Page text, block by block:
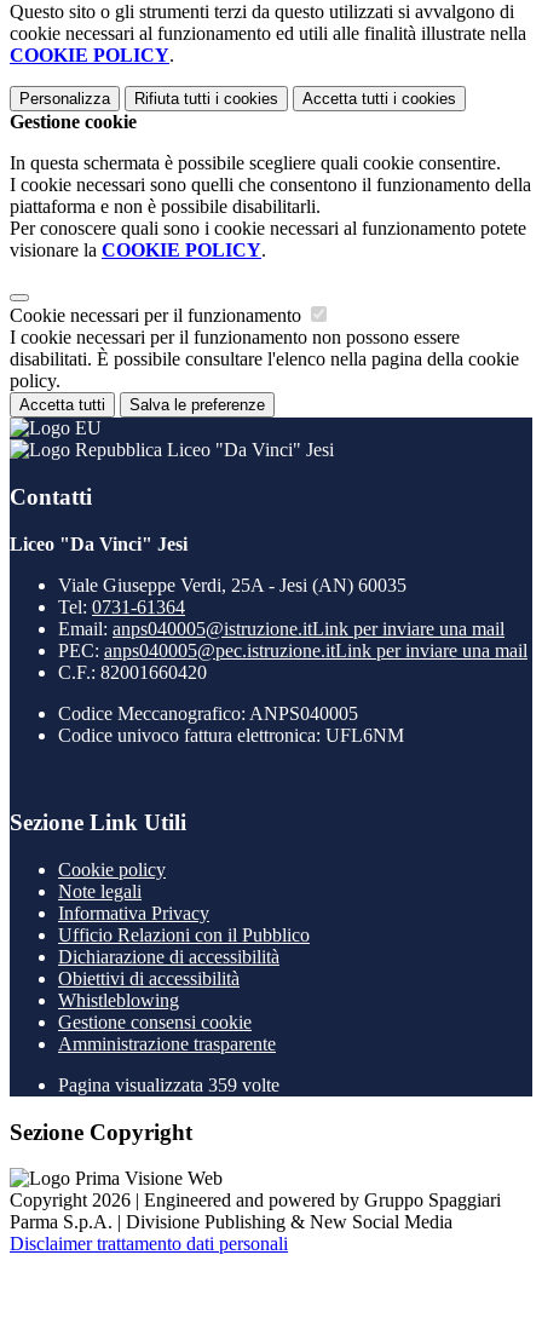
Questo sito o gli strumenti terzi da questo utilizzati si avvalgono di
cookie necessari al funzionamento ed utili alle finalità illustrate nella
COOKIE POLICY.
Personalizza Rifiuta tutti i cookies Accetta tutti i cookies
Gestione cookie
In questa schermata è possibile scegliere quali cookie consentire.
I cookie necessari sono quelli che consentono il funzionamento della
piattaforma e non è possibile disabilitarli.
Per conoscere quali sono i cookie necessari al funzionamento potete
visionare la COOKIE POLICY.
Cookie necessari per il funzionamento
I cookie necessari per il funzionamento non possono essere
disabilitati. È possibile consultare l'elenco nella pagina della cookie
policy.
Accetta tutti Salva le preferenze
Liceo "Da Vinci" Jesi
Contatti
Liceo "Da Vinci" Jesi
Viale Giuseppe Verdi, 25A - Jesi (AN) 60035
Tel: 0731-61364
Email: anps040005@istruzione.itLink per inviare una mail
PEC: anps040005@pec.istruzione.itLink per inviare una mail
C.F.: 82001660420
Codice Meccanografico: ANPS040005
Codice univoco fattura elettronica: UFL6NM
Sezione Link Utili
Cookie policy
Note legali
Informativa Privacy
Ufficio Relazioni con il Pubblico
Dichiarazione di accessibilità
Obiettivi di accessibilità
Whistleblowing
Gestione consensi cookie
Amministrazione trasparente
Pagina visualizzata 359 volte
Sezione Copyright
Copyright 2026 | Engineered and powered by Gruppo Spaggiari
Parma S.p.A. | Divisione Publishing & New Social Media
Disclaimer trattamento dati personali